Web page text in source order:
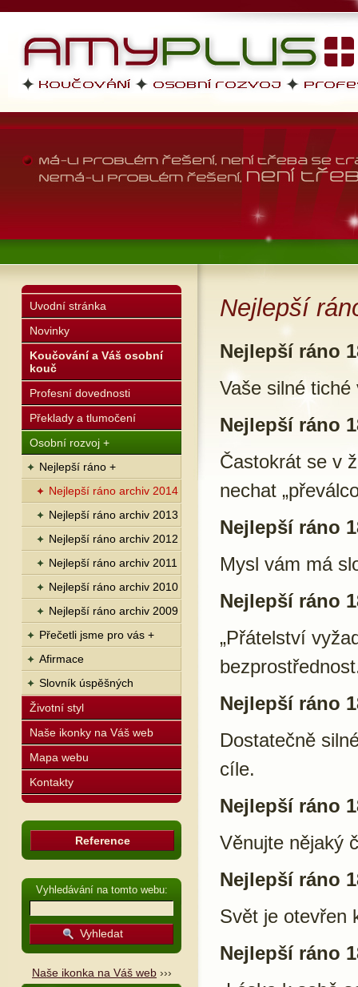
AMYPLUS
profesní dovednosti, osobní
životní styl
Uvodní stránka
Novinky
Koučování a Váš osobní
kouč
Profesní dovednosti
Překlady a tlumočení
Osobní rozvoj +
Nejlepší ráno +
Nejlepší ráno archiv 2014
Nejlepší ráno archiv 2013
Nejlepší ráno archiv 2012
Nejlepší ráno archiv 2011
Nejlepší ráno archiv 2010
Nejlepší ráno archiv 2009
Přečetli jsme pro vás +
Afirmace
Slovník úspěšných
Životní styl
Naše ikonky na Váš web
Mapa webu
Kontakty
Reference
Vyhledávání na tomto webu:
Naše ikonka na Váš web ›››
Nejlepší
Nejlepší ráno
Vaše silné
Nejlepší ráno
Častokrát se v
nechat
Nejlepší ráno
Mysl vám má
Nejlepší ráno
„Přátelství
Nejlepší ráno
Dostatečně
cíle.
Nejlepší ráno
Věnujte nějaký
Nejlepší ráno
Svět je otevřen
Nejlepší ráno